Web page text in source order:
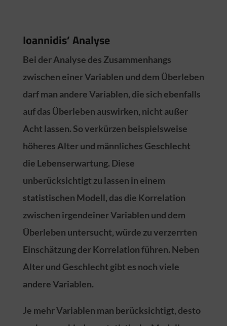
Ioannidis’ Analyse
Bei der Analyse des Zusammenhangs
zwischen einer Variablen und dem Überleben
darf man andere Variablen, die sich ebenfalls
auf das Überleben auswirken, nicht außer
Acht lassen. So verkürzen beispielsweise
höheres Alter und männliches Geschlecht
die Lebenserwartung. Diese
unberücksichtigt zu lassen in einem
statistischen Modell, das die Korrelation
zwischen irgendeiner Variablen und dem
Überleben untersucht, würde zu verzerrten
Einschätzung der Korrelation führen. Neben
Alter und Geschlecht gibt es noch viele
andere Variablen.
Je mehr Variablen man berücksichtigt, desto